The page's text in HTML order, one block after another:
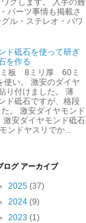
クします。 入手の難
パーツ事情も掲載さ
ル・ステレオ・パワ
ド砥石を使って研ぎ
を作る
ミ板 8ミリ厚 60ミ
い。 激安のダイヤ
り付けました。 薄
ド砥石ですが、格段
。 激安ダイヤモンド
激安ダイヤモンド砥石
ンドヤスリでか...
ログ アーカイブ
2025 (37)
2024 (9)
2023 (1)